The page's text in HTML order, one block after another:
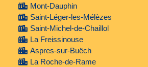
Mont-Dauphin
Saint-Léger-les-Mélèzes
Saint-Michel-de-Chaillol
La Freissinouse
Aspres-sur-Buëch
La Roche-de-Rame